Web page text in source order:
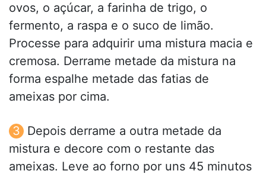
ovos, o açúcar, a farinha de trigo, o
fermento, a raspa e o suco de limão.
Processe para adquirir uma mistura macia e
cremosa. Derrame metade da mistura na
forma espalhe metade das fatias de
ameixas por cima.
Depois derrame a outra metade da
mistura e decore com o restante das
ameixas. Leve ao forno por uns 45 minutos